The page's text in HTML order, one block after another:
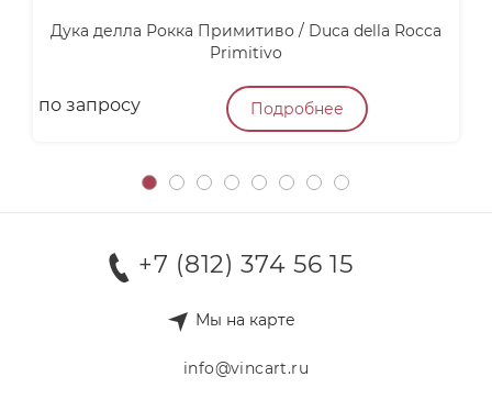
Дука делла Рокка Примитиво / Duca della Rocca
Primitivo
по запросу Подробнее
+7 (812) 374 56 15
Мы на карте
info@vincart.ru